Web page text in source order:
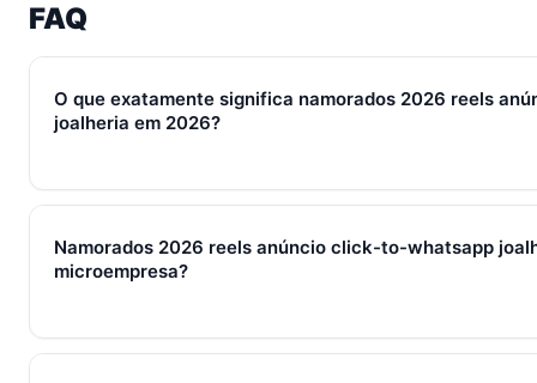
FAQ
O que exatamente significa namorados 2026 reels
joalheria em 2026?
Em 2026, namorados 2026 reels anúncio click-to-whatsapp
fechamento e pós-venda em um fluxo único. Em PMEs
WhatsApp + CRM + IA — três pilares que se reforçam.
Namorados 2026 reels anúncio click-to-whatsapp
microempresa?
Sim — e quanto antes melhor. Implantar namorados 2026